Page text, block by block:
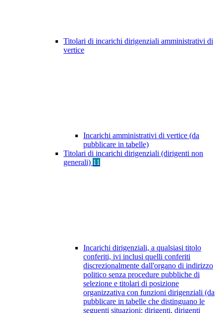
Titolari di incarichi dirigenziali amministrativi di
vertice
Incarichi amministrativi di vertice (da
pubblicare in tabelle)
Titolari di incarichi dirigenziali (dirigenti non
generali) 11
Incarichi dirigenziali, a qualsiasi titolo
conferiti, ivi inclusi quelli conferiti
discrezionalmente dall'organo di indirizzo
politico senza procedure pubbliche di
selezione e titolari di posizione
organizzativa con funzioni dirigenziali (da
pubblicare in tabelle che distinguano le
seguenti situazioni: dirigenti, dirigenti